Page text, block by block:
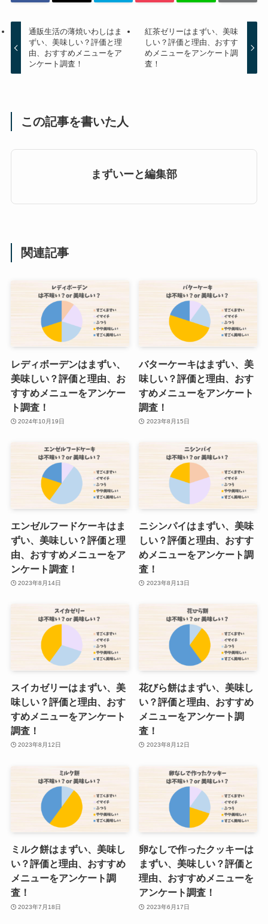
通販生活の薄焼いわしはま
ずい、美味しい？評価と理
由、おすすめメニューをア
ンケート調査！
紅茶ゼリーはまずい、美味
しい？評価と理由、おすす
めメニューをアンケート調
査！
この記事を書いた人
まずいーと編集部
関連記事
レディボーデンはまずい、
美味しい？評価と理由、お
すすめメニューをアンケー
ト調査！
2024年10月19日
バターケーキはまずい、美
味しい？評価と理由、おす
すめメニューをアンケート
調査！
2023年8月15日
エンゼルフードケーキはま
ずい、美味しい？評価と理
由、おすすめメニューをア
ンケート調査！
2023年8月14日
ニシンパイはまずい、美味
しい？評価と理由、おすす
めメニューをアンケート調
査！
2023年8月13日
スイカゼリーはまずい、美
味しい？評価と理由、おす
すめメニューをアンケート
調査！
2023年8月12日
花びら餅はまずい、美味し
い？評価と理由、おすすめ
メニューをアンケート調
査！
2023年8月12日
ミルク餅はまずい、美味し
い？評価と理由、おすすめ
メニューをアンケート調
査！
2023年7月18日
卵なしで作ったクッキーは
まずい、美味しい？評価と
理由、おすすめメニューを
アンケート調査！
2023年6月17日